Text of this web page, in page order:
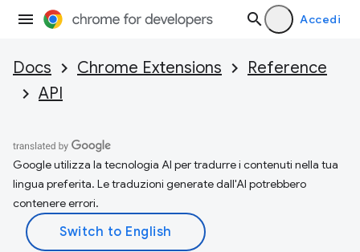
Accedi
Docs Chrome Extensions
Reference
API
Google utilizza la tecnologia AI per tradurre i contenuti nella tua
lingua preferita. Le traduzioni generate dall'AI potrebbero
contenere errori.